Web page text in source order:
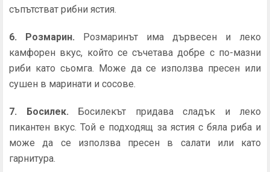
съпътстват рибни ястия.
6. Розмарин. Розмаринът има дървесен и леко
камфорен вкус, който се съчетава добре с по-мазни
риби като сьомга. Може да се използва пресен или
сушен в маринати и сосове.
7. Босилек. Босилекът придава сладък и леко
пикантен вкус. Той е подходящ за ястия с бяла риба и
може да се използва пресен в салати или като
гарнитура.